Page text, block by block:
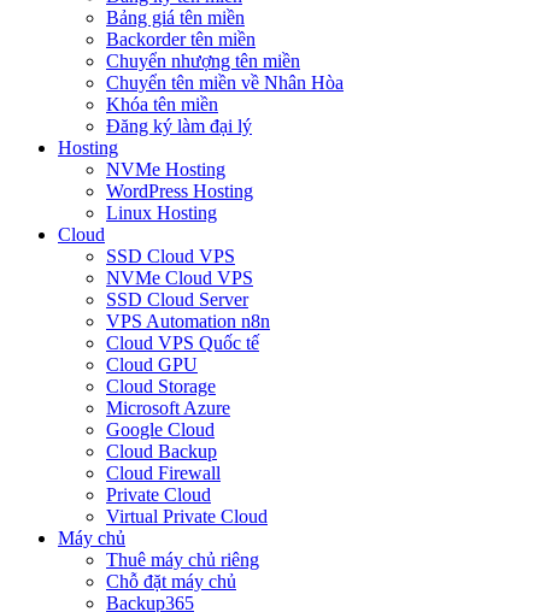
Bảng giá tên miền
Backorder tên miền
Chuyển nhượng tên miền
Chuyển tên miền về Nhân Hòa
Khóa tên miền
Đăng ký làm đại lý
Hosting
NVMe Hosting
WordPress Hosting
Linux Hosting
Cloud
SSD Cloud VPS
NVMe Cloud VPS
SSD Cloud Server
VPS Automation n8n
Cloud VPS Quốc tế
Cloud GPU
Cloud Storage
Microsoft Azure
Google Cloud
Cloud Backup
Cloud Firewall
Private Cloud
Virtual Private Cloud
Máy chủ
Thuê máy chủ riêng
Chỗ đặt máy chủ
Backup365